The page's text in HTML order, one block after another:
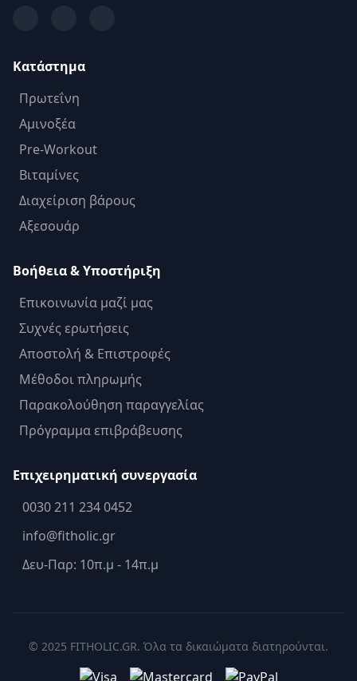
Κατάστημα
Πρωτεΐνη
Αμινοξέα
Pre-Workout
Βιταμίνες
Διαχείριση βάρους
Αξεσουάρ
Βοήθεια & Υποστήριξη
Επικοινωνία μαζί μας
Συχνές ερωτήσεις
Αποστολή & Επιστροφές
Μέθοδοι πληρωμής
Παρακολούθηση παραγγελίας
Πρόγραμμα επιβράβευσης
Επιχειρηματική συνεργασία
0030 211 234 0452
info@fitholic.gr
Δευ-Παρ: 10π.μ - 14π.μ
© 2025 FITHOLIC.GR. Όλα τα δικαιώματα διατηρούνται.